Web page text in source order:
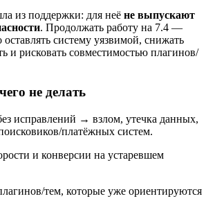
из поддержки: для неё не выпускают
. Продолжать работу на 7.4 —
оставлять систему уязвимой, снижать
и рисковать совместимостью плагинов/
не делать
исправлений → взлом, утечка данных,
платёжных систем.
и конверсии на устаревшем
тем, которые уже ориентируются